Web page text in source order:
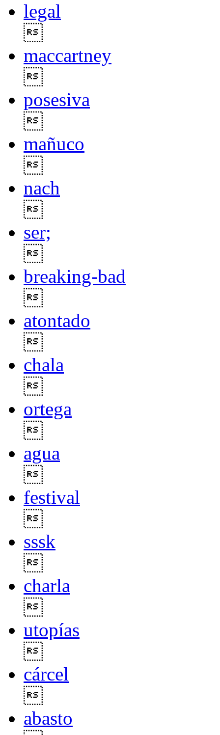
legal
maccartney
posesiva
mañuco
nach
ser;
breaking-bad
atontado
chala
ortega
agua
festival
sssk
charla
utopías
cárcel
abasto